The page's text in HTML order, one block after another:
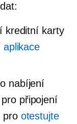
kreditní karty
aplikace
nabíjení
připojení
pro otestujte